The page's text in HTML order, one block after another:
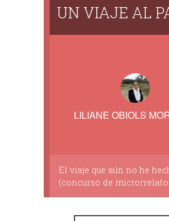
UN VIAJE AL
LILIANE OBIOLS
El viaje que aún no he
(concurso de